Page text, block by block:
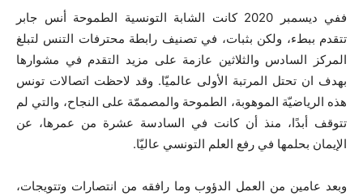
ففي ديسمبر 2020 كانت الشابة التونسية الطموحة أنس جابر
تتقدم ببطء، ولكن بثبات، في تصنيف رابطة محترفات التنس لتبلغ
المركز
السادس والثلاثين عازمة على مزيد التقدم في مشوارها
بهدف ان تحتل المرتبة الأولى عالميّا. وقد لاحظت اتصالات تونس
هذه الرياضيّة الموهوبة، الطموحة والمصممّة على النجاح، والتي لم
تتوقف أبدًا، منذ أن كانت في السادسة عشرة من عمرها، عن
الإيمان بحلمها في رفع العلم التونسي عاليّا.
وبعد عامين من العمل الدؤوب وما رافقه من انتصارات وتتويجات،